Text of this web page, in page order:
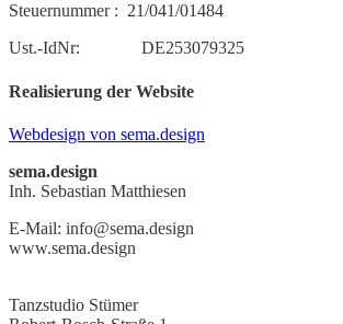
Steuernummer : 21/041/01484
Ust.-IdNr: DE253079325
Realisierung der Website
Webdesign von sema.design
sema.design
Inh. Sebastian Matthiesen
E-Mail: info@sema.design
www.sema.design
Tanzstudio Stümer